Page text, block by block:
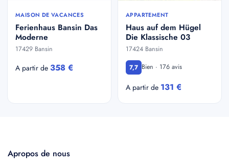
MAISON DE VACANCES
Ferienhaus Bansin Das
Moderne
17429 Bansin
A partir de 358 €
APPARTEMENT
Haus auf dem Hügel
Die Klassische 03
17424 Bansin
7,7 Bien · 176 avis
A partir de 131 €
Apropos de nous